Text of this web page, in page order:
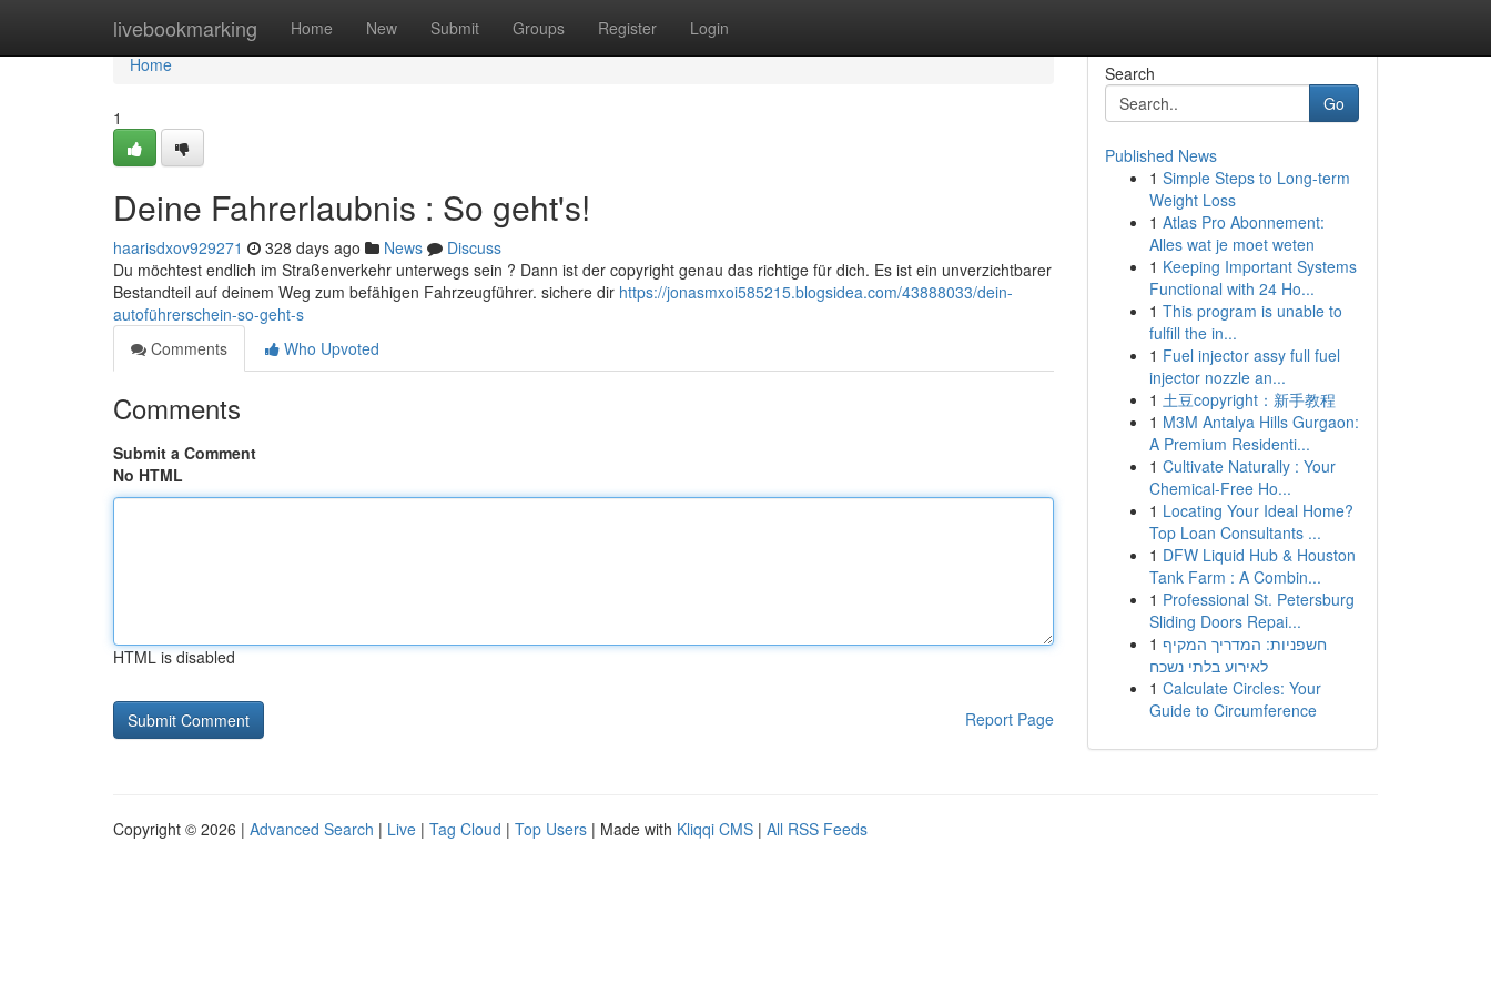
livebookmarking Home New Submit Groups Register Login
Home
Home
1
Deine Fahrerlaubnis : So geht's!
haarisdxov929271 328 days ago News
Discuss
Du möchtest endlich im Straßenverkehr unterwegs sein ? Dann ist der copyright genau das richtige für dich. Es ist ein unverzichtbarer
Bestandteil auf deinem Weg zum befähigen Fahrzeugführer. sichere dir https://jonasmxoi585215.blogsidea.com/43888033/dein-
autoführerschein-so-geht-s
Comments
Who Upvoted
Comments
Submit a Comment
No HTML
HTML is disabled
Report Page
Search
Go
Published News
1 Simple Steps to Long-term
Weight Loss
1 Atlas Pro Abonnement:
Alles wat je moet weten
1 Keeping Important Systems
Functional with 24 Ho...
1 This program is unable to
fulfill the in...
1 Fuel injector assy full fuel
injector nozzle an...
1 土豆copyright：新手教程
1 M3M Antalya Hills Gurgaon:
A Premium Residenti...
1 Cultivate Naturally : Your
Chemical-Free Ho...
1 Locating Your Ideal Home?
Top Loan Consultants ...
1 DFW Liquid Hub & Houston
Tank Farm : A Combin...
1 Professional St. Petersburg
Sliding Doors Repai...
1 חשפניות: המדריך המקיף
לאירוע בלתי נשכח
1 Calculate Circles: Your
Guide to Circumference
Copyright © 2026 | Advanced Search | Live | Tag Cloud | Top Users | Made with Kliqqi CMS | All RSS Feeds